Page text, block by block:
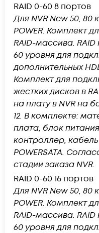
RAID 0-60 8 портов
Для NVR New 50, 80
POWER. Комплект
RAID-массива.
60 уровня для
дополнительных
Комплект для
жестких дисков в
на плату в NVR на
12. В комплекте:
плата, блок питания
контроллер,
POWERSATA.
стадии заказа NVR.
RAID 0-60 16 портов
Для NVR New 50, 80
POWER. Комплект
RAID-массива.
60 уровня для